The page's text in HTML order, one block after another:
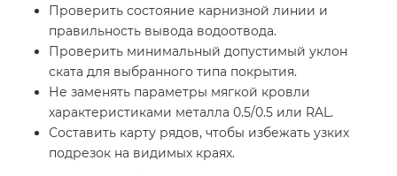
Проверить состояние карнизной линии и
правильность вывода водоотвода.
Проверить минимальный допустимый уклон
ската для выбранного типа покрытия.
Не заменять параметры мягкой кровли
характеристиками металла 0.5/0.5 или RAL.
Составить карту рядов, чтобы избежать узких
подрезок на видимых краях.